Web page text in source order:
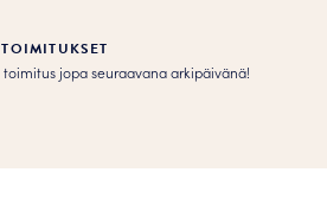
jopa seuraavana arkipäivänä!